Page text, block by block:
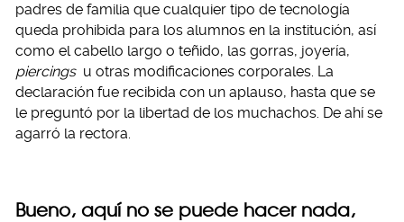
padres de familia que cualquier tipo de tecnología
queda prohibida para los alumnos en la institución, así
como el cabello largo o teñido, las gorras, joyería,
piercings u otras modificaciones corporales. La
declaración fue recibida con un aplauso, hasta que se
le preguntó por la libertad de los muchachos. De ahí se
agarró la rectora.
Bueno, aquí no se puede hacer nada,